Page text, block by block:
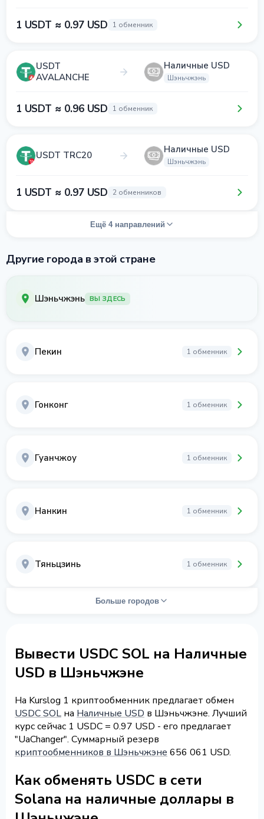
1 USDT ≈ 0.97 USD 1 обменник
USDT
AVALANCHE
Наличные USD
Шэньчжэнь
1 USDT ≈ 0.96 USD 1 обменник
USDT TRC20 Наличные USD
Шэньчжэнь
1 USDT ≈ 0.97 USD 2 обменников
Ещё 4 направлений
Другие города в этой стране
Шэньчжэнь ВЫ ЗДЕСЬ
Пекин 1 обменник
Гонконг 1 обменник
Гуанчжоу 1 обменник
Нанкин 1 обменник
Тяньцзинь 1 обменник
Больше городов
Вывести USDC SOL на Наличные
USD в Шэньчжэне
На Kurslog 1 криптообменник предлагает обмен
USDC SOL на Наличные USD в Шэньчжэне. Лучший
курс сейчас 1 USDC = 0.97 USD - его предлагает
"UaChanger". Суммарный резерв
криптообменников в Шэньчжэне 656 061 USD.
Как обменять USDC в сети
Solana на наличные доллары в